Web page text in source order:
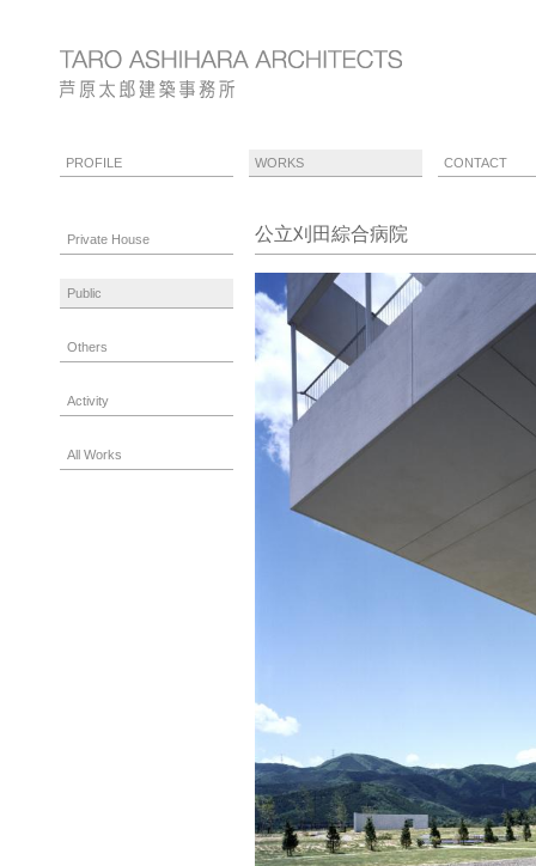
PROFILE WORKS CONTACT
Private House
Public
Others
Activity
All Works
公立刈田綜合病院